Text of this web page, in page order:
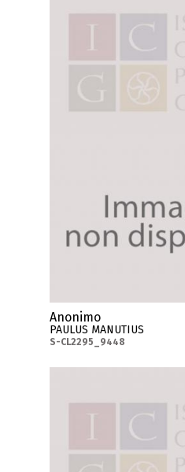
Anonimo
PAULUS MANUTIUS
S-CL2295_9448